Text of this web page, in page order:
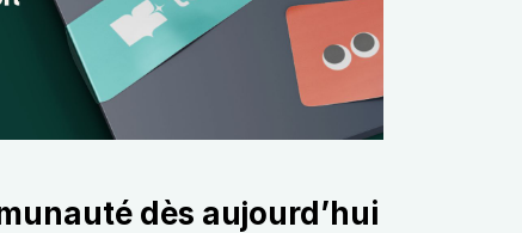
dès aujourd’hui